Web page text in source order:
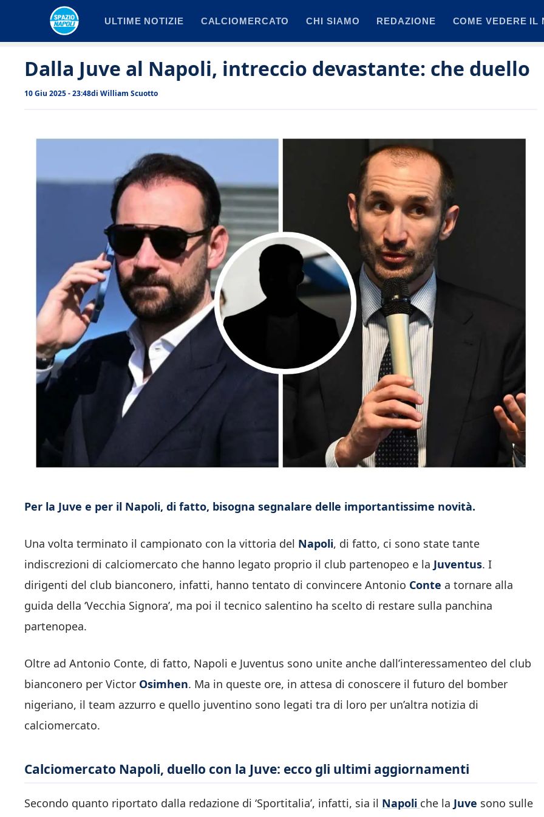
ULTIME NOTIZIE CALCIOMERCATO CHI SIAMO REDAZIONE COME VEDERE IL
Dalla Juve al Napoli, intreccio devastante: che duello
10 Giu 2025 - 23:48di William Scuotto
Per la Juve e per il Napoli, di fatto, bisogna segnalare delle importantissime novità.
Una volta terminato il campionato con la vittoria del Napoli, di fatto, ci sono state tante
indiscrezioni di calciomercato che hanno legato proprio il club partenopeo e la Juventus. I
dirigenti del club bianconero, infatti, hanno tentato di convincere Antonio Conte a tornare alla
guida della ‘Vecchia Signora’, ma poi il tecnico salentino ha scelto di restare sulla panchina
partenopea.
Oltre ad Antonio Conte, di fatto, Napoli e Juventus sono unite anche dall’interessamenteo del club
bianconero per Victor Osimhen. Ma in queste ore, in attesa di conoscere il futuro del bomber
nigeriano, il team azzurro e quello juventino sono legati tra di loro per un’altra notizia di
calciomercato.
Calciomercato Napoli, duello con la Juve: ecco gli ultimi aggiornamenti
Secondo quanto riportato dalla redazione di ‘Sportitalia’, infatti, sia il Napoli che la Juve sono sulle